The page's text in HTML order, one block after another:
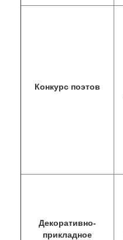
Конкурс поэтов
Декоративно-
прикладное